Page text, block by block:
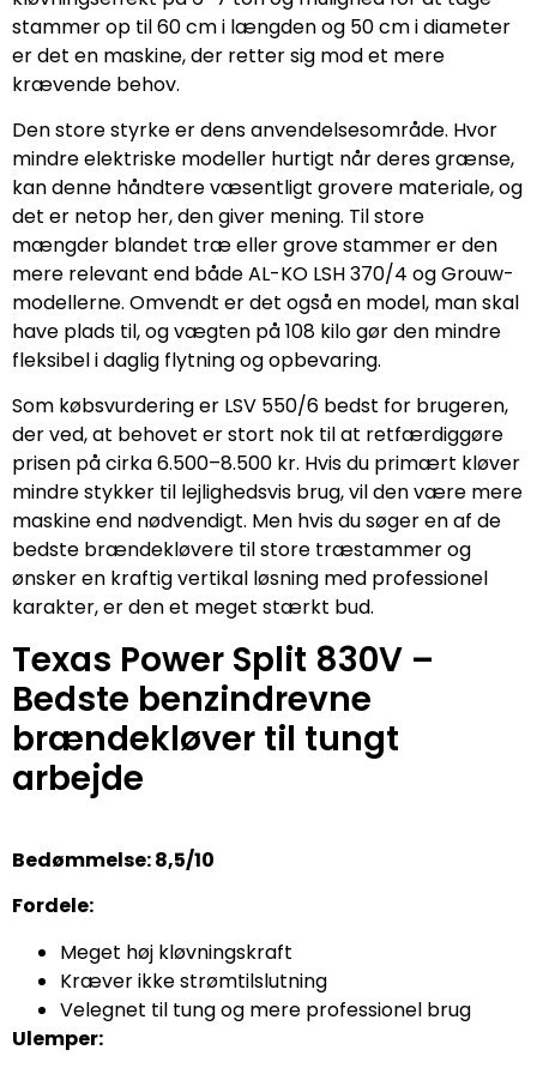
stammer op til 60 cm i længden og 50 cm i diameter
er det en maskine, der retter sig mod et mere
krævende behov.
Den store styrke er dens anvendelsesområde. Hvor
mindre elektriske modeller hurtigt når deres grænse,
kan denne håndtere væsentligt grovere materiale, og
det er netop her, den giver mening. Til store
mængder blandet træ eller grove stammer er den
mere relevant end både AL-KO LSH 370/4 og Grouw-
modellerne. Omvendt er det også en model, man skal
have plads til, og vægten på 108 kilo gør den mindre
fleksibel i daglig flytning og opbevaring.
Som købsvurdering er LSV 550/6 bedst for brugeren,
der ved, at behovet er stort nok til at retfærdiggøre
prisen på cirka 6.500–8.500 kr. Hvis du primært kløver
mindre stykker til lejlighedsvis brug, vil den være mere
maskine end nødvendigt. Men hvis du søger en af de
bedste brændekløvere til store træstammer og
ønsker en kraftig vertikal løsning med professionel
karakter, er den et meget stærkt bud.
Texas Power Split 830V –
Bedste benzindrevne
brændekløver til tungt
arbejde
Bedømmelse: 8,5/10
Fordele:
Meget høj kløvningskraft
Kræver ikke strømtilslutning
Velegnet til tung og mere professionel brug
Ulemper: